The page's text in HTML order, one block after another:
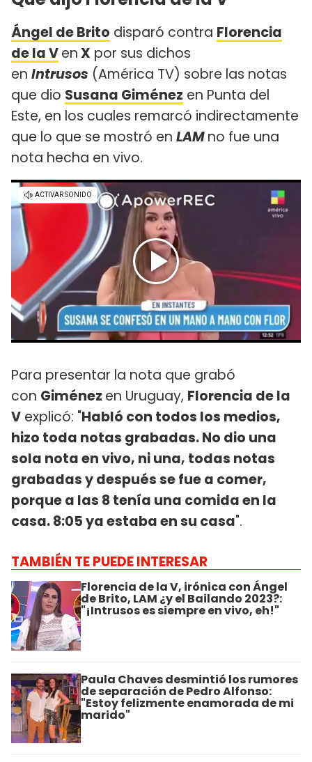
Ángel de Brito disparó contra Florencia
de la VenX por sus dichos
en Intrusos (América TV) sobre las notas
que dio Susana Giménez en Punta del
Este, en los cuales remarcó indirectamente
que lo que se mostró en LAMno fue una
nota hecha en vivo.
Para presentar la nota que grabó
con Giménez en Uruguay, Florencia de la
V explicó: "Habló con todos los medios,
hizo toda notas grabadas. No dio una
sola nota en vivo, ni una, todas notas
grabadas y después se fue a comer,
porque a las 8 tenía una comida en la
casa. 8:05 ya estaba en su casa".
TAMBIÉN TE PUEDE INTERESAR
Florencia de la V, irónica con Ángel
de Brito, LAM ¿y el Bailando 2023?:
"¡Intrusos es siempre en vivo, eh!"
Paula Chaves desmintió los rumores
de separación de Pedro Alfonso:
"Estoy felizmente enamorada de mi
marido"